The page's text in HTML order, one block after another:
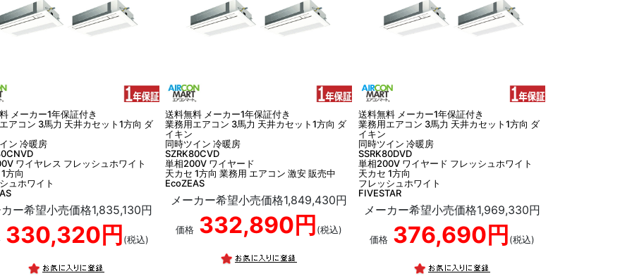
メーカー1年保証付き
アコン 3馬力 天井カセット1方向 ダ
ン 冷暖房
ワイヤレス フレッシュホワイト
方向
ュホワイト
ー希望小売価格1,835,130円
330,320円 (税込)
送料無料 メーカー1年保証付き
業務用エアコン 3馬力 天井カセット1方向 ダ
イキン
同時ツイン 冷暖房
SZRK80CVD
単相200V ワイヤード
天カセ 1方向 業務用 エアコン 激安 販売中
EcoZEAS
メーカー希望小売価格1,849,430円
価格 332,890円 (税込)
送料無料 メーカー1年保証付き
業務用エアコン 3馬力 天井カセット1方向 ダ
イキン
同時ツイン 冷暖房
SSRK80DVD
単相200V ワイヤード フレッシュホワイト
天カセ 1方向
フレッシュホワイト
FIVESTAR
メーカー希望小売価格1,969,330円
価格 376,690円 (税込)